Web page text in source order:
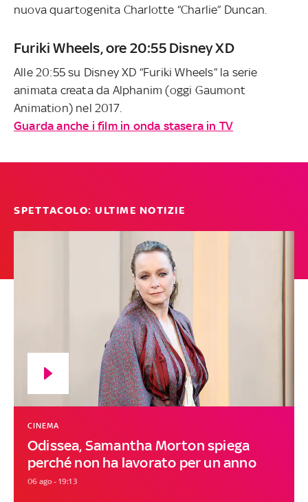
nuova quartogenita Charlotte “Charlie” Duncan.
Furiki Wheels, ore 20:55 Disney XD
Alle 20:55 su Disney XD “Furiki Wheels” la serie
animata creata da Alphanim (oggi Gaumont
Animation) nel 2017.
Guarda anche i film in onda stasera in TV
SPETTACOLO: ULTIME NOTIZIE
Odissea, Samantha Morton spiega
perché non ha lavorato per un anno
CINEMA
06 ago - 19:13